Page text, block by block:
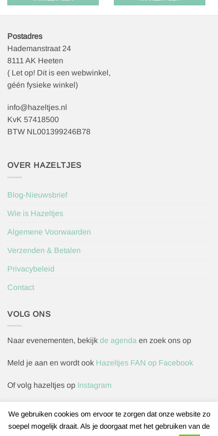
Postadres
Hademanstraat 24
8111 AK Heeten
( Let op! Dit is een webwinkel,
géén fysieke winkel)
info@hazeltjes.nl
KvK 57418500
BTW NL001399246B78
OVER HAZELTJES
Blog-Nieuwsbrief
Wie is Hazeltjes
Algemene Voorwaarden
Verzenden & Betalen
Privacybeleid
Contact
VOLG ONS
Naar evenementen, bekijk de agenda en zoek ons op
Meld je aan en wordt ook Hazeltjes FAN op Facebook
Of volg hazeltjes op Instagram
Herroepingsverzoek indienen
We gebruiken cookies om ervoor te zorgen dat onze website zo
soepel mogelijk draait. Als je doorgaat met het gebruiken van de